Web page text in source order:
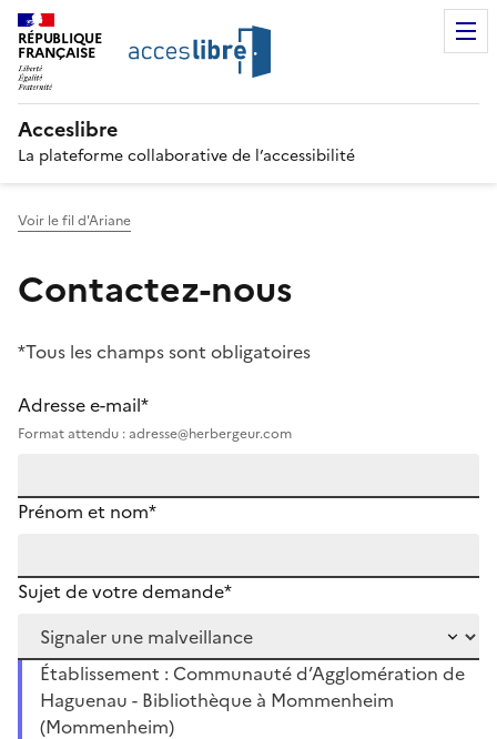
RÉPUBLIQUE
FRANÇAISE
Acceslibre
La plateforme collaborative de l’accessibilité
Voir le fil d'Ariane
Contactez-nous
*Tous les champs sont obligatoires
Adresse e-mail*
Format attendu : adresse@herbergeur.com
Prénom et nom*
Sujet de votre demande*
Établissement : Communauté d’Agglomération de
Haguenau - Bibliothèque à Mommenheim
(Mommenheim)